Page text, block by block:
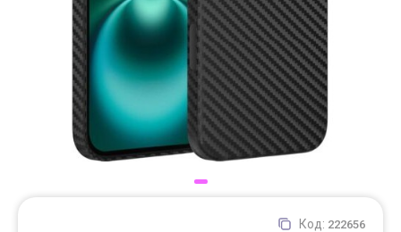
Доставка
Самовывоз
Trade-In
Код: 222656